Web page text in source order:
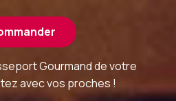
Gourmand de votre
avec vos proches !